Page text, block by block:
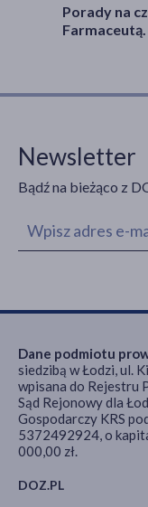
Porady na
Farmaceutą.
Newsletter
Bądź na bieżąco z
DOZ.PL
Dane podmiotu
siedzibą w Łodzi, ul.
wpisana do Rejestru
Sąd Rejonowy dla
Gospodarczy KRS
5372492924, o
000,00 zł.